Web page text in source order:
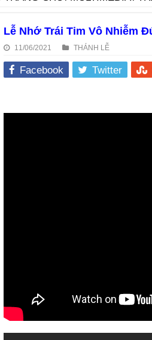
Lễ Nhớ Trái Tim Vô Nhiễm
11/06/2021 THÁNH LỄ
Facebook Twitter